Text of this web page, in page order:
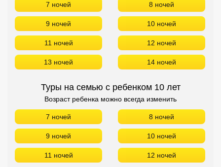
7 ночей 8 ночей
9 ночей 10 ночей
11 ночей 12 ночей
13 ночей 14 ночей
Туры на семью с ребенком 10 лет
Возраст ребенка можно всегда изменить
7 ночей 8 ночей
9 ночей 10 ночей
11 ночей 12 ночей